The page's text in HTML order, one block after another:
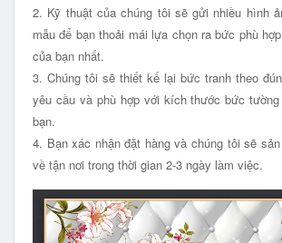
2. Kỹ thuật của chúng tôi sẽ gửi nhiều hình
mẫu để bạn thoải mái lựa chọn ra bức phù
của bạn nhất.
3. Chúng tôi sẽ thiết kế lại bức tranh theo
yêu cầu và phù hợp với kích thước bức
bạn.
4. Bạn xác nhận đặt hàng và chúng tôi sẽ
về tận nơi trong thời gian 2-3 ngày làm việc.